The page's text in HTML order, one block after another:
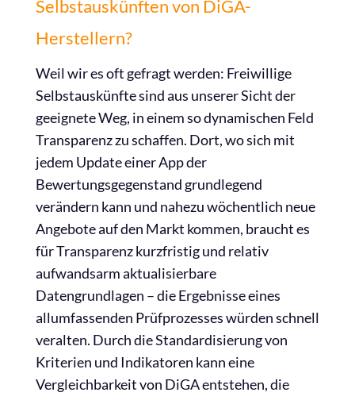
Selbstauskünften von DiGA-
Herstellern?
Weil wir es oft gefragt werden: Freiwillige
Selbstauskünfte sind aus unserer Sicht der
geeignete Weg, in einem so dynamischen Feld
Transparenz zu schaffen. Dort, wo sich mit
jedem Update einer App der
Bewertungsgegenstand grundlegend
verändern kann und nahezu wöchentlich neue
Angebote auf den Markt kommen, braucht es
für Transparenz kurzfristig und relativ
aufwandsarm aktualisierbare
Datengrundlagen – die Ergebnisse eines
allumfassenden Prüfprozesses würden schnell
veralten. Durch die Standardisierung von
Kriterien und Indikatoren kann eine
Vergleichbarkeit von DiGA entstehen, die